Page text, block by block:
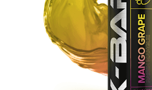
DOMANDE FREQUENTI
DIVENTA UN GROSSISTA X-BAR